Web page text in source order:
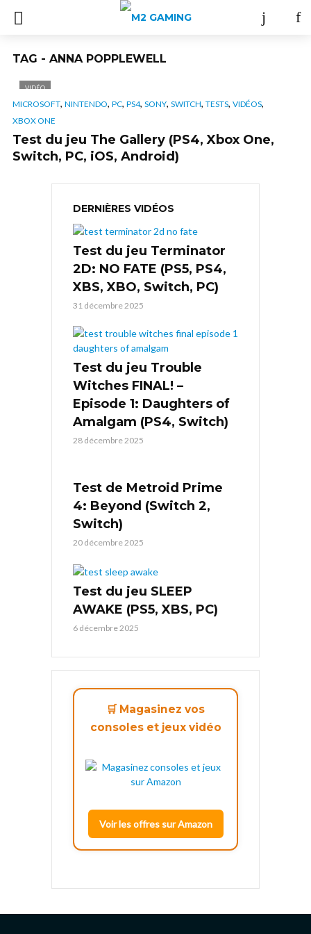
TAG - ANNA POPPLEWELL
VIDÉO
MICROSOFT, NINTENDO, PC, PS4, SONY, SWITCH, TESTS, VIDÉOS,
XBOX ONE
Test du jeu The Gallery (PS4, Xbox One,
Switch, PC, iOS, Android)
DERNIÈRES VIDÉOS
Test du jeu Terminator
2D: NO FATE (PS5, PS4,
XBS, XBO, Switch, PC)
31 décembre 2025
Test du jeu Trouble
Witches FINAL! –
Episode 1: Daughters of
Amalgam (PS4, Switch)
28 décembre 2025
Test de Metroid Prime
4: Beyond (Switch 2,
Switch)
20 décembre 2025
Test du jeu SLEEP
AWAKE (PS5, XBS, PC)
6 décembre 2025
🛒 Magasinez vos
consoles et jeux vidéo
Voir les offres sur Amazon